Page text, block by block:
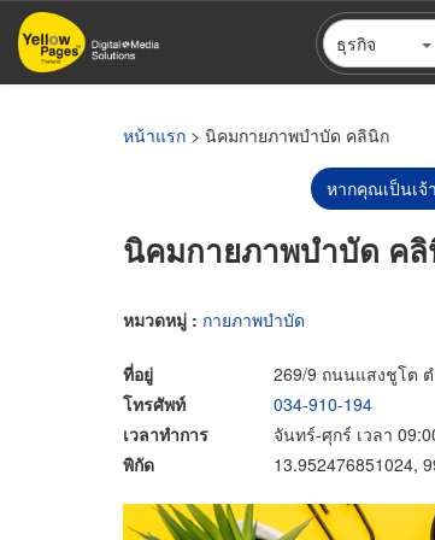
ข้าม
ไป
ธุรกิจ
หน้าแรก > นิคมกายภาพบำบัด คลินิก
หากคุณเป็นเจ้
นิคมกายภาพบำบัด ค
หมวดหมู่ : กายภาพบำบัด
ที่อยู่
269/9 ถนนแสงชูโต
โทรศัพท์
034-910-194
เวลาทำการ
จันทร์-ศุกร์ เวลา
พิกัด
13.952476851024,